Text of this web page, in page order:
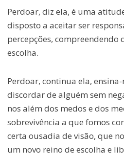
Perdoar, diz ela, é uma
disposto a aceitar ser
percepções, compreendendo
escolha.
Perdoar, continua ela,
discordar de alguém sem
nos além dos medos e dos
sobrevivência a que fomos
certa ousadia de visão, que
um novo reino de escolha e